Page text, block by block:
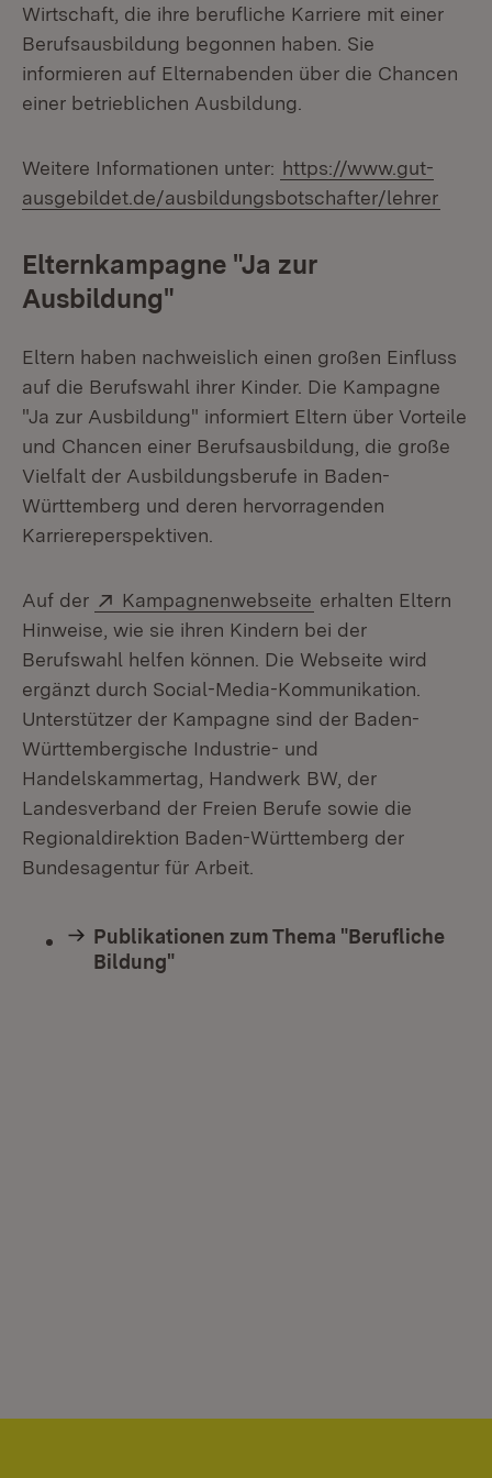
Wirtschaft, die ihre berufliche Karriere mit einer
Berufsausbildung begonnen haben. Sie
informieren auf Elternabenden über die Chancen
einer betrieblichen Ausbildung.
Weitere Informationen unter: https://www.gut-
ausgebildet.de/ausbildungsbotschafter/lehrer
Elternkampagne "Ja zur
Ausbildung"
Eltern haben nachweislich einen großen Einfluss
auf die Berufswahl ihrer Kinder. Die Kampagne
"Ja zur Ausbildung" informiert Eltern über Vorteile
und Chancen einer Berufsausbildung, die große
Vielfalt der Ausbildungsberufe in Baden-
Württemberg und deren hervorragenden
Karriereperspektiven.
Auf der Extern:
Kampagnenwebseite (Öffnet in neuem
erhalten Eltern
Hinweise, wie sie ihren Kindern bei der
Berufswahl helfen können. Die Webseite wird
ergänzt durch Social-Media-Kommunikation.
Unterstützer der Kampagne sind der Baden-
Württembergische Industrie- und
Handelskammertag, Handwerk BW, der
Landesverband der Freien Berufe sowie die
Regionaldirektion Baden-Württemberg der
Bundesagentur für Arbeit.
Publikationen zum Thema "Berufliche
Bildung"